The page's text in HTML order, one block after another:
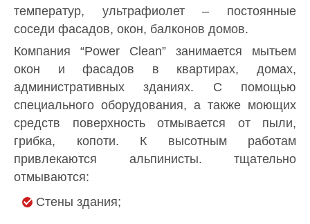
температур, ультрафиолет – постоянные
соседи фасадов, окон, балконов домов.
Компания “Power Clean” занимается мытьем
окон и фасадов в квартирах, домах,
административных зданиях. С помощью
специального оборудования, а также моющих
средств поверхность отмывается от пыли,
грибка, копоти. К высотным работам
привлекаются альпинисты. тщательно
отмываются:
Стены здания;